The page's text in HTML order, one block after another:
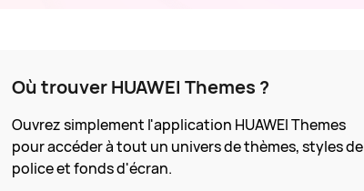
Où trouver HUAWEI Themes ?
Ouvrez simplement l'application HUAWEI Themes
pour accéder à tout un univers de thèmes, styles de
police et fonds d'écran.